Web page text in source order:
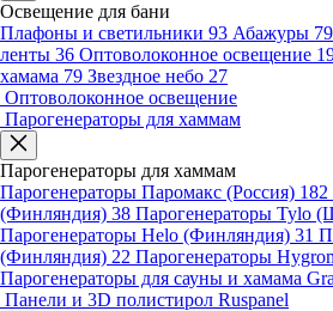
Освещение для бани
Плафоны и светильники 93 Абажуры 79
ленты 36 Оптоволоконное освещение
хамама 79 Звездное небо 27
Оптоволоконное освещение
Парогенераторы для хаммам
Парогенераторы для хаммам
Парогенераторы Паромакс (Россия) 182
(Финляндия) 38 Парогенераторы Tylo
Парогенераторы Helo (Финляндия) 31
(Финляндия) 22 Парогенераторы
Парогенераторы для сауны и хамама
Панели и 3D полистирол Ruspanel